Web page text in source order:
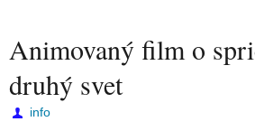
Animovaný film o
druhý svet
info